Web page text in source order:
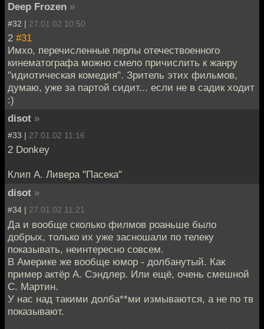
Deep Frozen »
#32 | 27.01.02 10:50
2 #31
Имхо, перечисленные перлы отечествоенного
кинематографа можно смело причислить к жанру
"идиотическая комедия". Зритель этих фильмов,
думаю, уже за партой сидит... если не в садик ходит
:)
disot »
#33 | 27.01.02 11:16
2 Donkey
Клип А. Ливера "Пасека"
disot »
#34 | 27.01.02 11:21
Да и вообще сколько филмов роаньше было
добрых, только их уже засношали по телеку
показывать, неинтересно совсем.
В Америке же вообще юмор - долбанутый. Как
пример актёр А. Сэндлер. Или ещё, очень смешной
С. Мартин.
У нас над такими долба**ми измываются, а не по тв
показывают.